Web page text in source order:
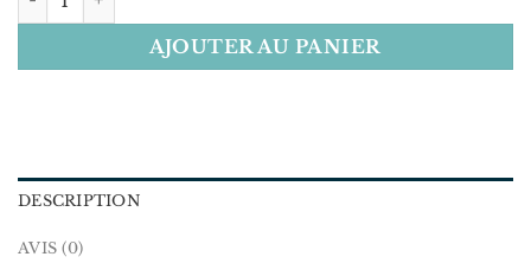
AJOUTER AU PANIER
DESCRIPTION
AVIS (0)